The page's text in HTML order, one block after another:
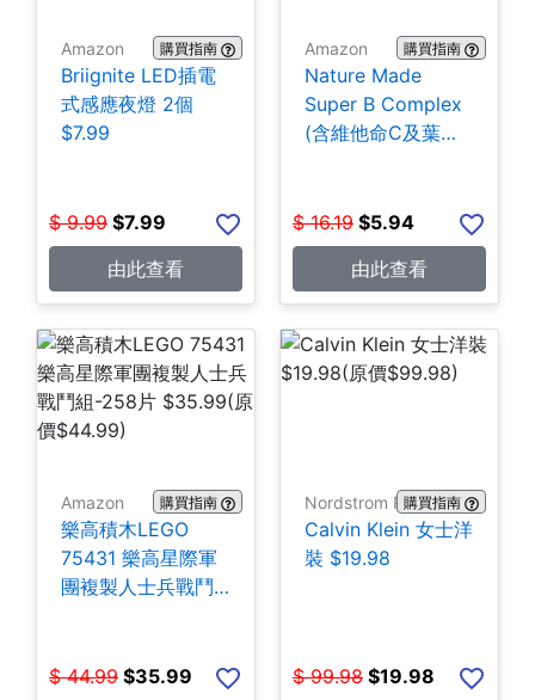
Amazon 購買指南
Briignite LED插電
式感應夜燈 2個
$7.99
$ 9.99 $7.99
由此查看
Amazon 購買指南
Nature Made
Super B Complex
(含維他命C及葉酸)
$ 16.19 $5.94
由此查看
Amazon 購買指南
樂高積木LEGO
75431 樂高星際軍
團複製人士兵戰鬥
$ 44.99 $35.99
Nordstrom Rack購買指南
Calvin Klein 女士洋
裝 $19.98
$ 99.98 $19.98